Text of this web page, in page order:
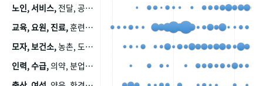
노인, 서비스, 전달, 공공, 보육, 수요, 공급, 사회서비스, 데이터, 보호, 요양, 아동, 예방, 청소년, 효율, 자원
교육, 요원, 진료,훈련, 보건요원, 마을, 마을건강사업, 보조원, 진료원, 보건진료원, 보건진료원교재
모자, 보건소,농촌, 도시, 금연, 농촌지역, 모자보건사업
인력, 수급,의약, 분업, 식품, 의약품, 의사, 안전